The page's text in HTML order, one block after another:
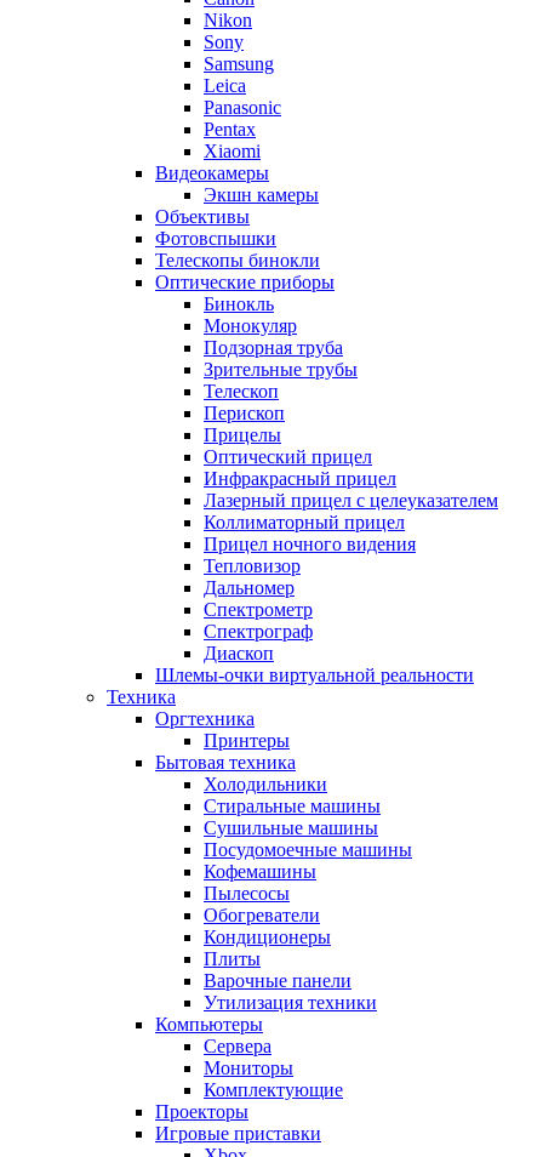
Nikon
Sony
Samsung
Leica
Panasonic
Pentax
Xiaomi
Видеокамеры
Экшн камеры
Объективы
Фотовспышки
Телескопы бинокли
Оптические приборы
Бинокль
Монокуляр
Подзорная труба
Зрительные трубы
Телескоп
Перископ
Прицелы
Оптический прицел
Инфракрасный прицел
Лазерный прицел с целеуказателем
Коллиматорный прицел
Прицел ночного видения
Тепловизор
Дальномер
Спектрометр
Спектрограф
Диаскоп
Шлемы-очки виртуальной реальности
Техника
Оргтехника
Принтеры
Бытовая техника
Холодильники
Стиральные машины
Сушильные машины
Посудомоечные машины
Кофемашины
Пылесосы
Обогреватели
Кондиционеры
Плиты
Варочные панели
Утилизация техники
Компьютеры
Сервера
Мониторы
Комплектующие
Проекторы
Игровые приставки